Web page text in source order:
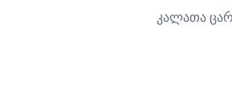
კალათა